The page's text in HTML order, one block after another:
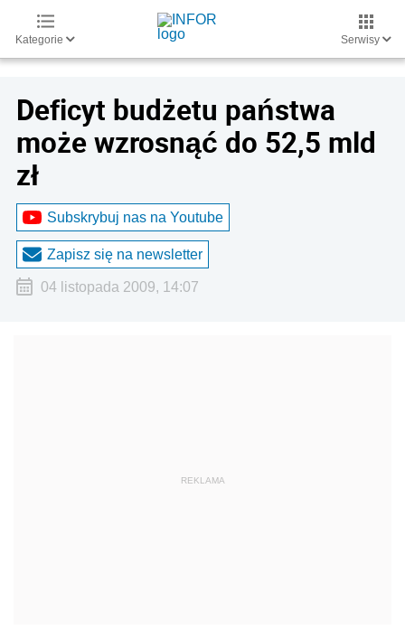
Kategorie Serwisy
Deficyt budżetu państwa
może wzrosnąć do 52,5 mld
zł
Subskrybuj nas na Youtube
Zapisz się na newsletter
04 listopada 2009, 14:07